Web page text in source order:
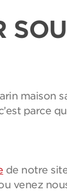
maison
parce
de notre
venez